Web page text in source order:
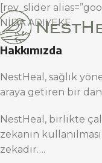
[rev_slider
NİDA ADIYEKE
Hakkımızda
NestHeal, sağlık
araya getiren bir
NestHeal, birlikte
zekanın
zekadır….